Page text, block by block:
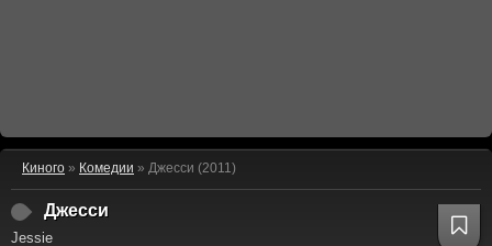
Киного » Комедии » Джесси (2011)
Джесси
Jessie